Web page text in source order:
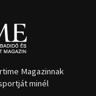
Magazinnak
minél